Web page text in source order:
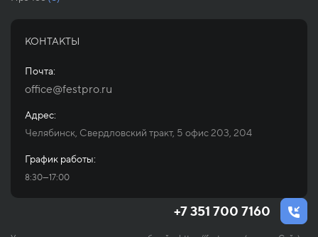
КОНТАКТЫ
Почта:
office@festpro.ru
Адрес:
Челябинск, Свердловский тракт, 5 офис 203, 204
График работы:
8:30—17:00
+7 351 700 7160